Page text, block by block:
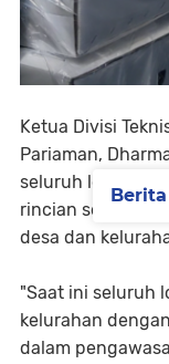
Ketua Divisi
Pariaman,
seluruh logistik
rincian sebanyak
desa dan
"Saat ini seluruh
kelurahan
dalam